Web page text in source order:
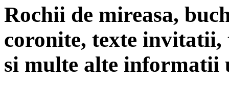
Rochii de mireasa,
coronite, texte
si multe alte informatii